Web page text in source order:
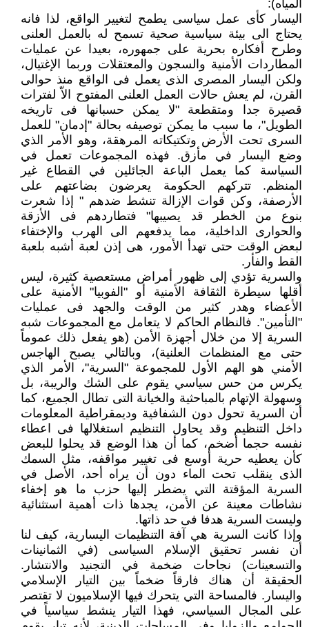
المياه):
اليسار كأى عمل سياسى يطمح لتغيير الواقع، لذا فانه
يحتاج الى بيئة سياسية صحية تسمح له بالعمل العلنى
وطرح أفكاره بحرية على جمهوره، بعيدا عن عمليات
المطاردات الأمنية والسجون والمعتقلات وربما الإغتيال،
ولكن اليسار المصرى الذى يعمل فى الواقع منذ حوالى
القرن، لم يعش حالات العمل العلنى المفتوح الاّ لفترات
قصيرة جدا ومتقطعة "لا يمكن حسبانها فى تاريخه
الطويل"، ما سبب ما يمكن توصيفه بحالة "إدمان" للعمل
السرى تحت الأرض وتكتيكاته المرهقة، وهو الأمر الذي
وضع اليسار في مأزق. فهذه المجموعات تعمل في
السياسة كما يعمل الباعة الجائلين في القطاع غير
المنظم. تتركهم الحكومة يعرضون بضاعتهم على
الأرصفة، وكن قوات الإزالة تنشط ضدهم " إذا شعرت
بنوع من الخطر قد يصيبها" فتطاردهم فى الأزقة
والحوارى الداخلية، مما يدفعهم الى الهرب والإختفاء
لبعض الوقت حتى تهدأ الأمور، هى إذن لعبة أشبه بلعبة
القط والفأر.
والسرية تؤدي إلى ظهور أمراض مستعصية كثيرة، ليس
أقلها سيطرة الثقافة الأمنية أو "الفوبيا" الأمنية على
الأعضاء وهدر كثير من الوقت والجهد فى عمليات
"التأمين". فالنظام الحاكم لا يتعامل مع المجموعات شبه
السرية إلا من خلال أجهزة الأمن (هو يفعل ذلك عموماً
حتى مع المنظمات العلنية)، وبالتالي يصبح الهاجس
الأمني هو الهم الأول للمجموعة "السرية"، الأمر الذي
يكرس من حس سياسي يقوم على الشك والريبة، بل
وسهولة الإتهام بالمباحثية والخيانة التى تطال الجميع، كما
أن السرية تحول دون الشفافية وديمقراطية المعلومات
داخل التنظيم وقد يحاول التنظيم استغلالها فى اعطاء
نفسه حجما أضخم، كما أن هذا الوضع قد يحلوا للبعض
كأن يعطيه حرية أوسع فى تغيير مواقفه، مثل السمك
الذى ينقلب تحت الماء دون أن يراه أحد، الأصل في
السرية المؤقتة التي يضطر إليها حزب ما هو إخفاء
نشاطات معينة عن الأمن، يجدها ذات أهمية استثنائية
وليست السرية هدفا فى حد ذاتها.
وإذا كانت السرية هي آفة التنظيمات اليسارية، كيف لنا
أن نفسر تحقيق الإسلام السياسى (في الثمانينات
والتسعينات) نجاحات ضخمة في التجنيد والانتشار.
الحقيقة أن هناك فارقاً ضخماً بين التيار الإسلامي
واليسار. فالمساحة التي يتحرك فيها الإسلاميون لا تقتصر
على المجال السياسي، فهذا التيار ينشط سياسياً في